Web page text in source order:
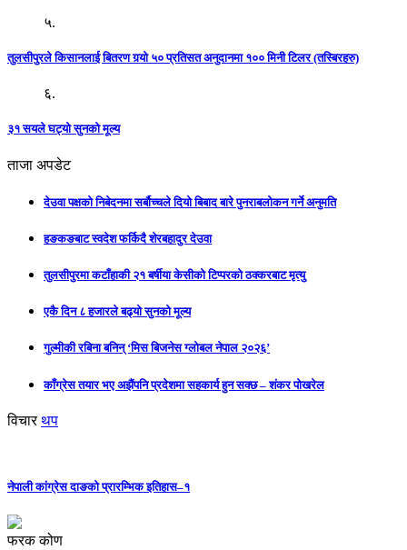
५.
तुलसीपुरले किसानलाई बितरण गर्‍यो ५० प्रतिसत अनुदानमा १०० मिनी टिलर (तस्बिरहरु)
६.
३१ सयले घट्यो सुनको मूल्य
ताजा अपडेट
देउवा पक्षको निबेदनमा सर्बौच्चले दियो बिबाद बारे पुनराबलोकन गर्ने अनुमति
हङकङबाट स्वदेश फर्किदै शेरबहादुर देउवा
तुलसीपुरमा कटाँहाकी २१ बर्षीया केसीको टिप्परको ठक्करबाट मृत्यु
एकै दिन ८ हजारले बढ्यो सुनको मूल्य
गुल्मीकी रबिना बनिन् ‘मिस बिजनेस ग्लोबल नेपाल २०२६’
काँग्रेस तयार भए अझैंपनि प्रदेशमा सहकार्य हुन सक्छ – शंकर पोखरेल
विचार थप
नेपाली कांग्रेस दाङको प्रारम्भिक इतिहास–१
फरक कोण